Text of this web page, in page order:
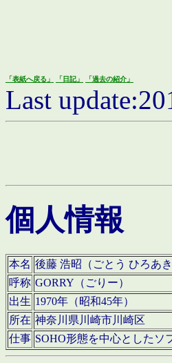
「表紙へ戻る」 「日記」 「過去の紹介」
Last
個人情報
本名 後藤 浩昭（ごとう ひろあき
呼称 GORRY（ごりー）
出生 1970年（昭和45年）
所在 神奈川県川崎市川崎区
仕事 SOHO形態を中心としたソ